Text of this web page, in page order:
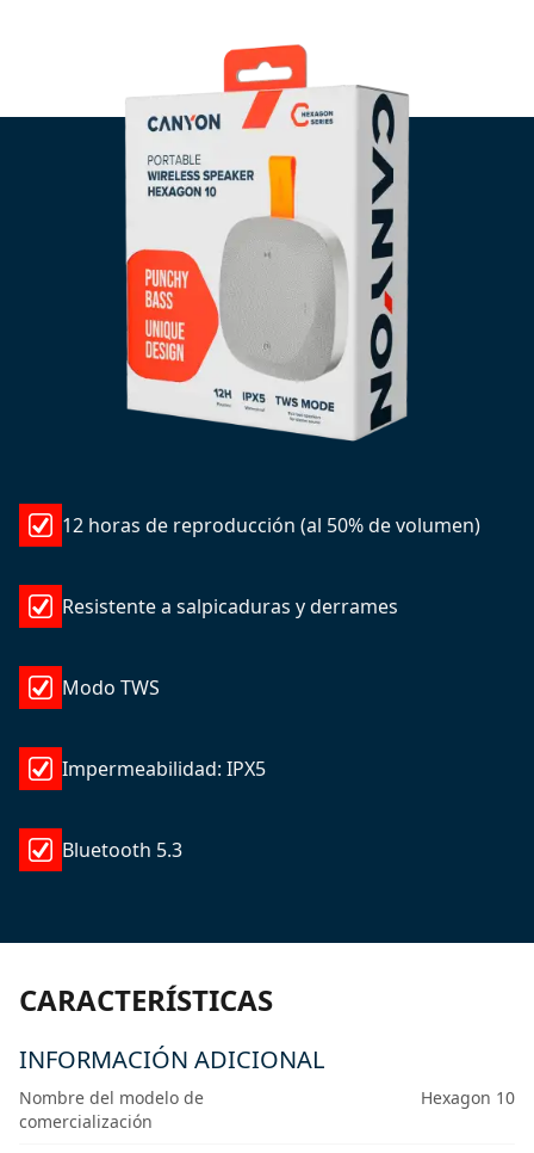
12 horas de reproducción (al 50% de volumen)
Resistente a salpicaduras y derrames
Modo TWS
Impermeabilidad: IPX5
Bluetooth 5.3
CARACTERÍSTICAS
INFORMACIÓN ADICIONAL
Nombre del modelo de
comercialización
Hexagon 10